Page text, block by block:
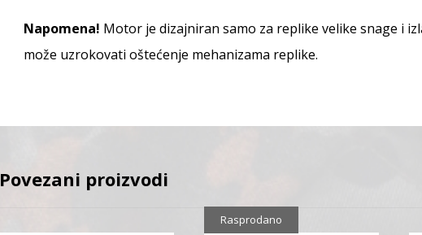
Napomena! Motor je dizajniran samo za replike velike snage i
može uzrokovati oštećenje mehanizama replike.
Povezani proizvodi
Rasprodano